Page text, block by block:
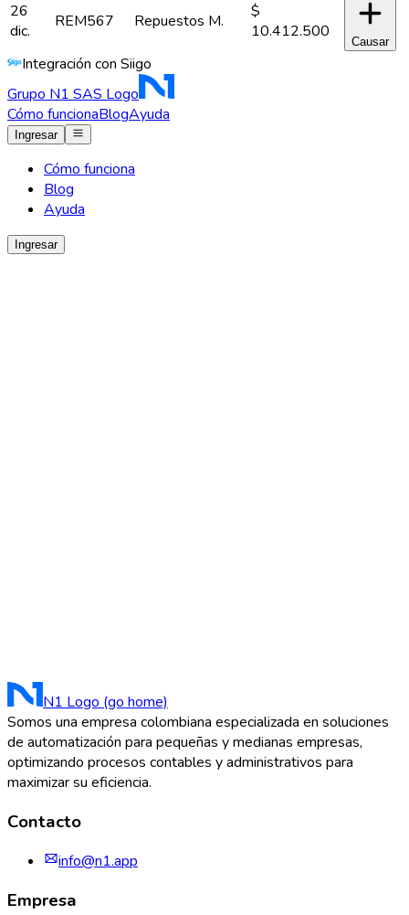
26
dic.
REM567 Repuestos M.
$
10.412.500
Causar
Integración con Siigo
Grupo N1 SAS Logo
Cómo funcionaBlogAyuda
Ingresar
Cómo funciona
Blog
Ayuda
Ingresar
N1 Logo (go home)
Somos una empresa colombiana especializada en soluciones
de automatización para pequeñas y medianas empresas,
optimizando procesos contables y administrativos para
maximizar su eficiencia.
Contacto
info@n1.app
Empresa